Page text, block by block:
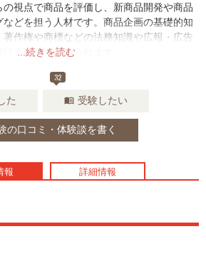
...続きを読む
視点で商品を評価し、新商品開発や商品
どを担う人材です。商品企画の基礎的知
作権や商標などの法務知識や広報・広告
ることが求められます。
ーディネーター(上級)を認定しています。
た
32
menu_book 受験したい
の口コミ・体験談を書く
報 詳細情報